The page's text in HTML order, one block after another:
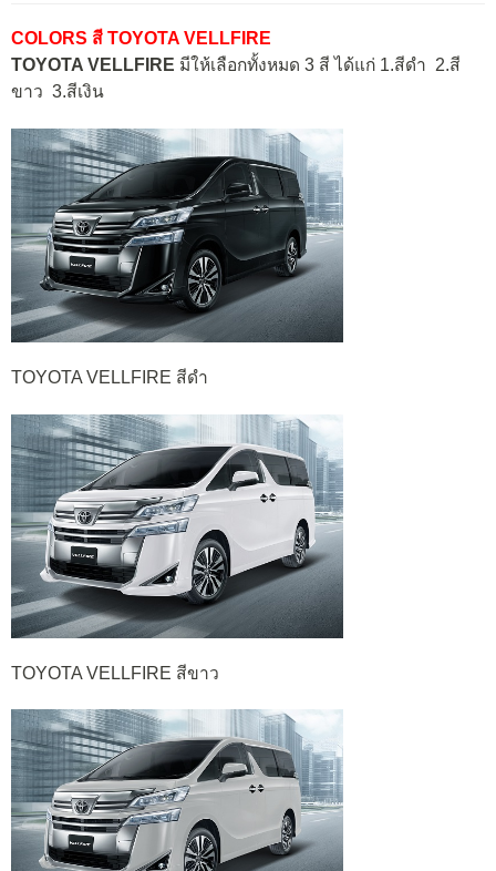
COLORS สี TOYOTA VELLFIRE
TOYOTA VELLFIRE มีให้เลือกทั้งหมด 3 สี ได้แก่ 1.สีดำ 2.สี
ขาว 3.สีเงิน
TOYOTA VELLFIRE สีดำ
TOYOTA VELLFIRE สีขาว